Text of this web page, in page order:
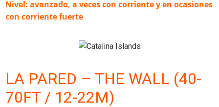
Nivel: avanzado, a veces con corriente y en ocasiones
con corriente fuerte
LA PARED – THE WALL (40-
70FT / 12-22M)